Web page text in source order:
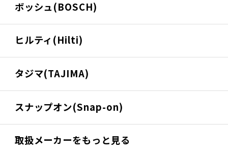
ボッシュ(BOSCH)
ヒルティ(Hilti)
タジマ(TAJIMA)
スナップオン(Snap-on)
取扱メーカーをもっと見る